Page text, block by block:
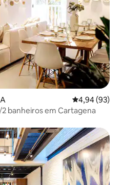
4,94 de uma
4,94 (93)
banheiros em Cartagena